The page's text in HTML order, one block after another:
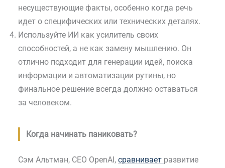
несуществующие факты, особенно когда речь
идет о специфических или технических деталях.
Используйте ИИ как усилитель своих
способностей, а не как замену мышлению. Он
отлично подходит для генерации идей, поиска
информации и автоматизации рутины, но
финальное решение всегда должно оставаться
за человеком.
Когда начинать паниковать?
Сэм Альтман, CEO OpenAI, сравнивает развитие